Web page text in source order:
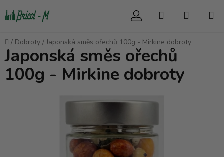
na
Hledat
Domů
/ Dobroty / Japonská směs ořechů 100g - Mirkine dobroty
Japonská směs ořechů
100g - Mirkine dobroty